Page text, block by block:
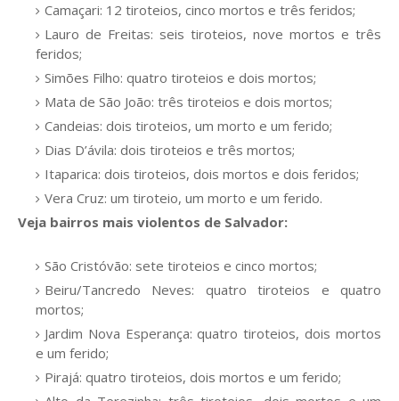
Camaçari: 12 tiroteios, cinco mortos e três feridos;
Lauro de Freitas: seis tiroteios, nove mortos e três
feridos;
Simões Filho: quatro tiroteios e dois mortos;
Mata de São João: três tiroteios e dois mortos;
Candeias: dois tiroteios, um morto e um ferido;
Dias D’ávila: dois tiroteios e três mortos;
Itaparica: dois tiroteios, dois mortos e dois feridos;
Vera Cruz: um tiroteio, um morto e um ferido.
Veja bairros mais violentos de Salvador:
São Cristóvão: sete tiroteios e cinco mortos;
Beiru/Tancredo Neves: quatro tiroteios e quatro
mortos;
Jardim Nova Esperança: quatro tiroteios, dois mortos
e um ferido;
Pirajá: quatro tiroteios, dois mortos e um ferido;